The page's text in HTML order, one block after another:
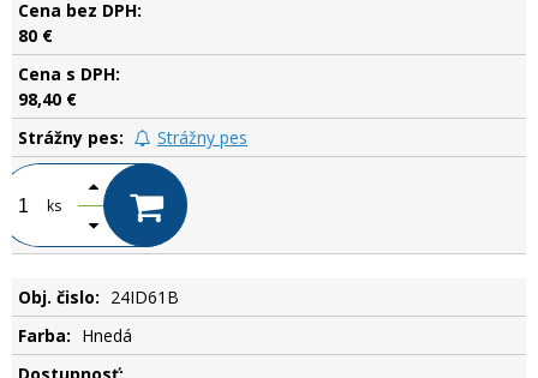
80 €
98,40 €
Strážny pes
ks
24ID61B
Hnedá